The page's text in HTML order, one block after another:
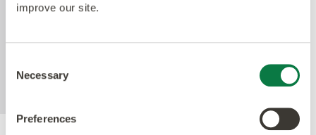
improve our site.
Selection
Necessary
Preferences
Amtico's Quantum Guard Elite är den mest
matta finishen framhäver de olika designerna och
gör våra produkter så naturtrogna som möjligt
men också enkla att underhålla.